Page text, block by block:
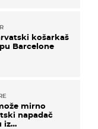
košarkaš
Barcelone
mirno
napadač
iz